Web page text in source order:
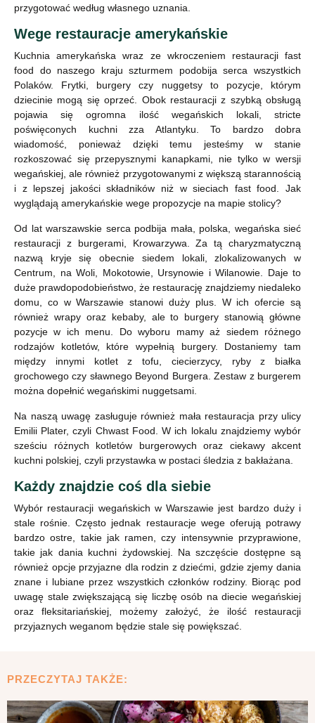
przygotować według własnego uznania.
Wege restauracje amerykańskie
Kuchnia amerykańska wraz ze wkroczeniem restauracji fast
food do naszego kraju szturmem podobija serca wszystkich
Polaków. Frytki, burgery czy nuggetsy to pozycje, którym
dziecinie mogą się oprzeć. Obok restauracji z szybką obsługą
pojawia się ogromna ilość wegańskich lokali, stricte
poświęconych kuchni zza Atlantyku. To bardzo dobra
wiadomość, ponieważ dzięki temu jesteśmy w stanie
rozkoszować się przepysznymi kanapkami, nie tylko w wersji
wegańskiej, ale również przygotowanymi z większą starannością
i z lepszej jakości składników niż w sieciach fast food. Jak
wyglądają amerykańskie wege propozycje na mapie stolicy?
Od lat warszawskie serca podbija mała, polska, wegańska sieć
restauracji z burgerami, Krowarzywa. Za tą charyzmatyczną
nazwą kryje się obecnie siedem lokali, zlokalizowanych w
Centrum, na Woli, Mokotowie, Ursynowie i Wilanowie. Daje to
duże prawdopodobieństwo, że restaurację znajdziemy niedaleko
domu, co w Warszawie stanowi duży plus. W ich ofercie są
również wrapy oraz kebaby, ale to burgery stanowią główne
pozycje w ich menu. Do wyboru mamy aż siedem różnego
rodzajów kotletów, które wypełnią burgery. Dostaniemy tam
między innymi kotlet z tofu, ciecierzycy, ryby z białka
grochowego czy sławnego Beyond Burgera. Zestaw z burgerem
można dopełnić wegańskimi nuggetsami.
Na naszą uwagę zasługuje również mała restauracja przy ulicy
Emilii Plater, czyli Chwast Food. W ich lokalu znajdziemy wybór
sześciu różnych kotletów burgerowych oraz ciekawy akcent
kuchni polskiej, czyli przystawka w postaci śledzia z bakłażana.
Każdy znajdzie coś dla siebie
Wybór restauracji wegańskich w Warszawie jest bardzo duży i
stale rośnie. Często jednak restauracje wege oferują potrawy
bardzo ostre, takie jak ramen, czy intensywnie przyprawione,
takie jak dania kuchni żydowskiej. Na szczęście dostępne są
również opcje przyjazne dla rodzin z dziećmi, gdzie zjemy dania
znane i lubiane przez wszystkich członków rodziny. Biorąc pod
uwagę stale zwiększającą się liczbę osób na diecie wegańskiej
oraz fleksitariańskiej, możemy założyć, że ilość restauracji
przyjaznych weganom będzie stale się powiększać.
PRZECZYTAJ TAKŻE: